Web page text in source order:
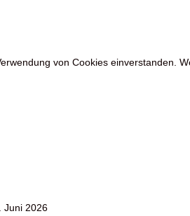
Juni 2026
von Cookies einverstanden.